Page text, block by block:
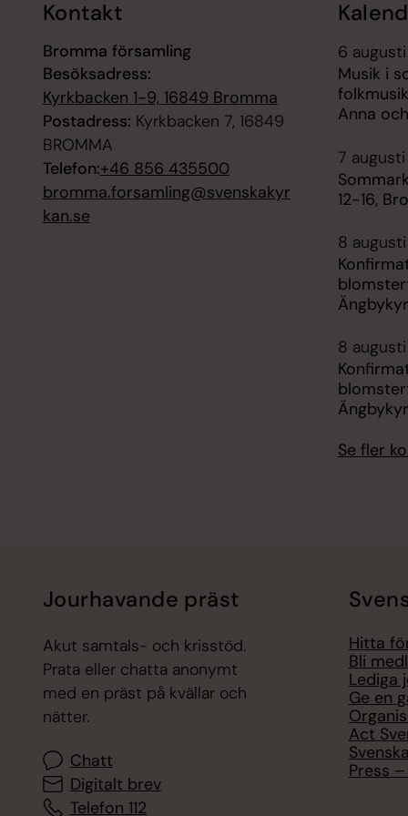
Kontakt
Bromma församling
Besöksadress:
Kyrkbacken 1-9, 16849 Bromma
Postadress: Kyrkbacken 7, 16849
BROMMA
Telefon:+46 856 435500
bromma.forsamling@svenskakyr
kan.se
6 augusti
Musik i
Anna
7 augusti
12-16,
8 augusti
8
Se fler
Jourhavande präst
Akut samtals- och krisstöd.
Prata eller chatta anonymt
med en präst på kvällar och
nätter.
Chatt
Digitalt brev
Telefon 112
Hitta
Bli
Lediga
Ge en
Act
Press